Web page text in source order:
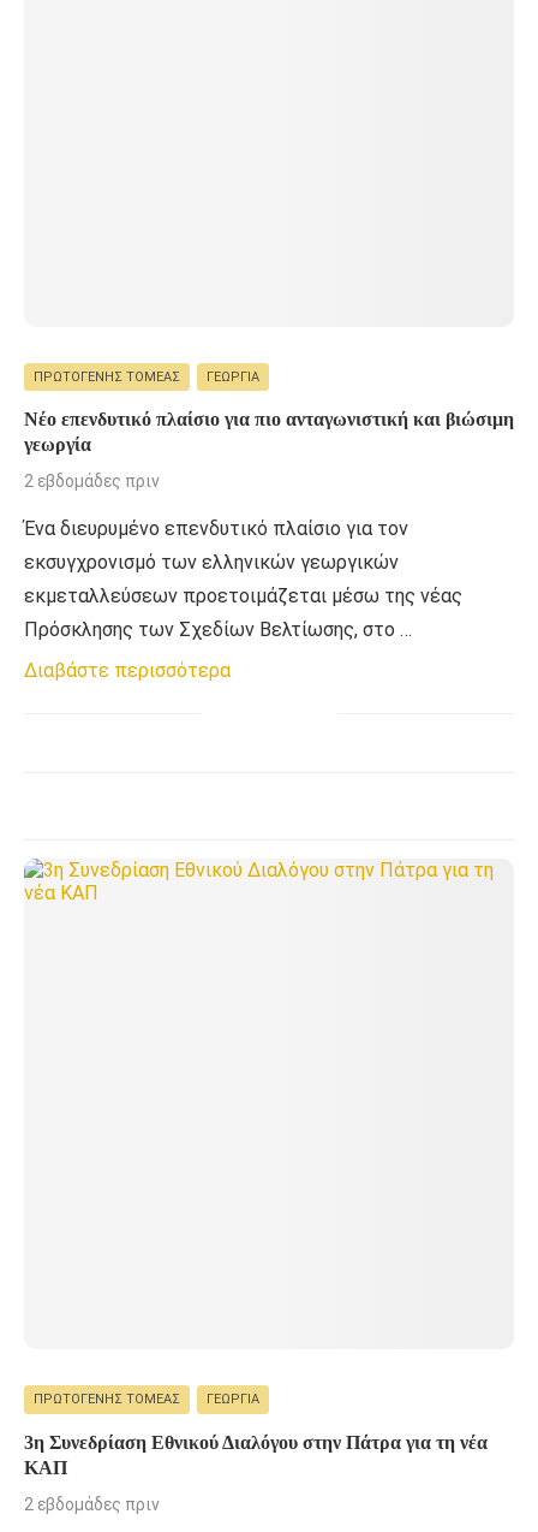
ΠΡΩΤΟΓΕΝΉΣ ΤΟΜΈΑΣ ΓΕΩΡΓΊΑ
Νέο επενδυτικό πλαίσιο για πιο ανταγωνιστική και βιώσιμη
γεωργία
2 εβδομάδες πριν
Ένα διευρυμένο επενδυτικό πλαίσιο για τον
εκσυγχρονισμό των ελληνικών γεωργικών
εκμεταλλεύσεων προετοιμάζεται μέσω της νέας
Πρόσκλησης των Σχεδίων Βελτίωσης, στο …
Διαβάστε περισσότερα
ΠΡΩΤΟΓΕΝΉΣ ΤΟΜΈΑΣ ΓΕΩΡΓΊΑ
3η Συνεδρίαση Εθνικού Διαλόγου στην Πάτρα για τη νέα
ΚΑΠ
2 εβδομάδες πριν